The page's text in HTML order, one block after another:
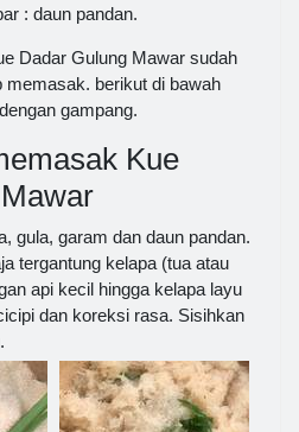
: daun pandan.
Dadar Gulung Mawar sudah
berikut di bawah
gampang.
Kue
gula, garam dan daun pandan.
tergantung kelapa (tua atau
api kecil hingga kelapa layu
dan koreksi rasa. Sisihkan